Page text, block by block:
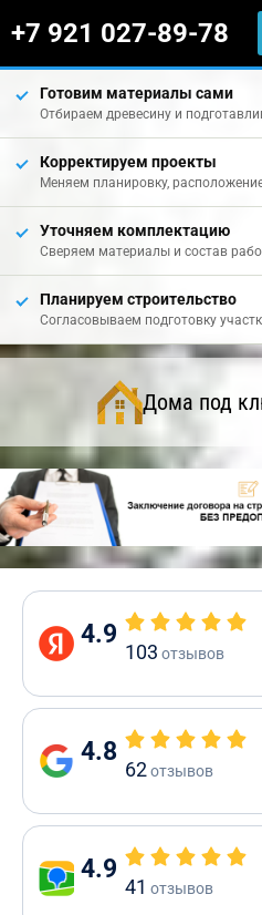
+7 921 027-89-78
Готовим материалы сами
Отбираем древесину и
Корректируем проекты
Меняем планировку,
Уточняем комплектацию
Сверяем материалы и состав
Планируем строительство
Согласовываем подготовку
Дома под
4.9
103 отзывов
4.8
62отзывов
4.9
41 отзывов